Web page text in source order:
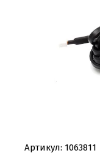
Артикул: 1063811